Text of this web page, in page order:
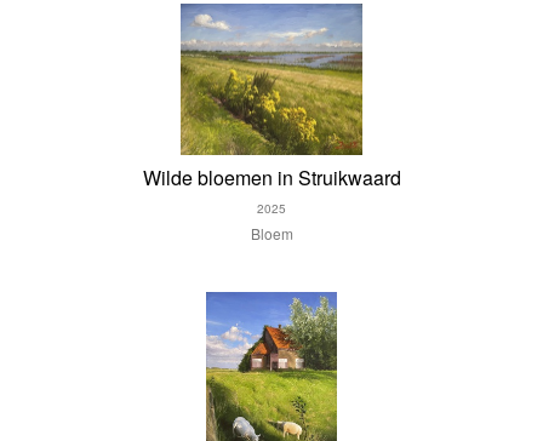
Wilde bloemen in Struikwaard
2025
Bloem